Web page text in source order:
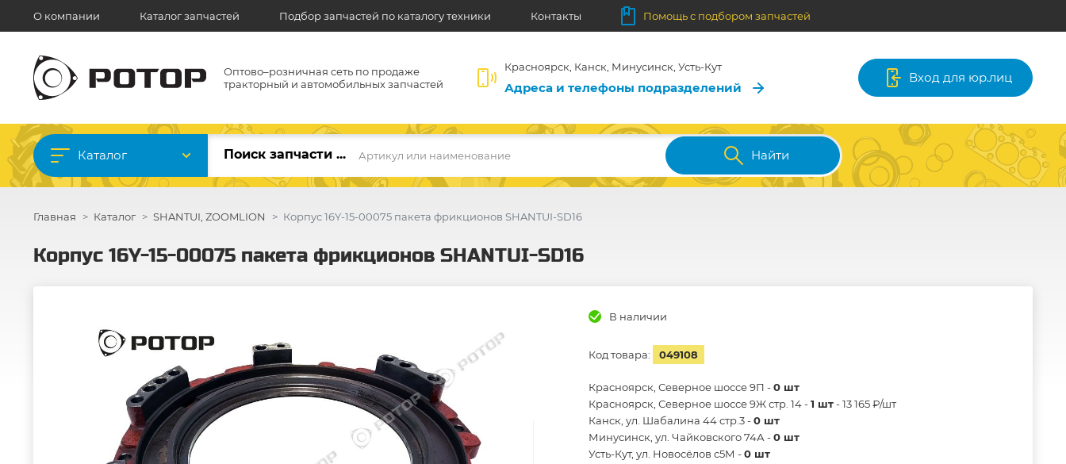
О компании Каталог запчастей Подбор запчастей по каталогу техники Контакты Помощь с подбором запчастей
Оптово–розничная сеть по продаже
тракторный и автомобильных запчастей
Красноярск, Канск, Минусинск, Усть-Кут
Адреса и телефоны подразделений
Вход для юр.лиц
Каталог Артикул или наименование Найти
Главная Каталог SHANTUI, ZOOMLION Корпус 16Y-15-00075 пакета фрикционов SHANTUI-SD16
Корпус 16Y-15-00075 пакета фрикционов SHANTUI-SD16
В наличии
Код товара: 049108
Красноярск, Северное шоссе 9П -0 шт
Красноярск, Северное шоссе 9Ж стр. 14 -1 шт- 13 165 ₽/шт
Канск, ул. Шабалина 44 стр.3 -0 шт
Минусинск, ул. Чайковского 74А -0 шт
Усть-Кут, ул. Новосёлов с5М -0 шт